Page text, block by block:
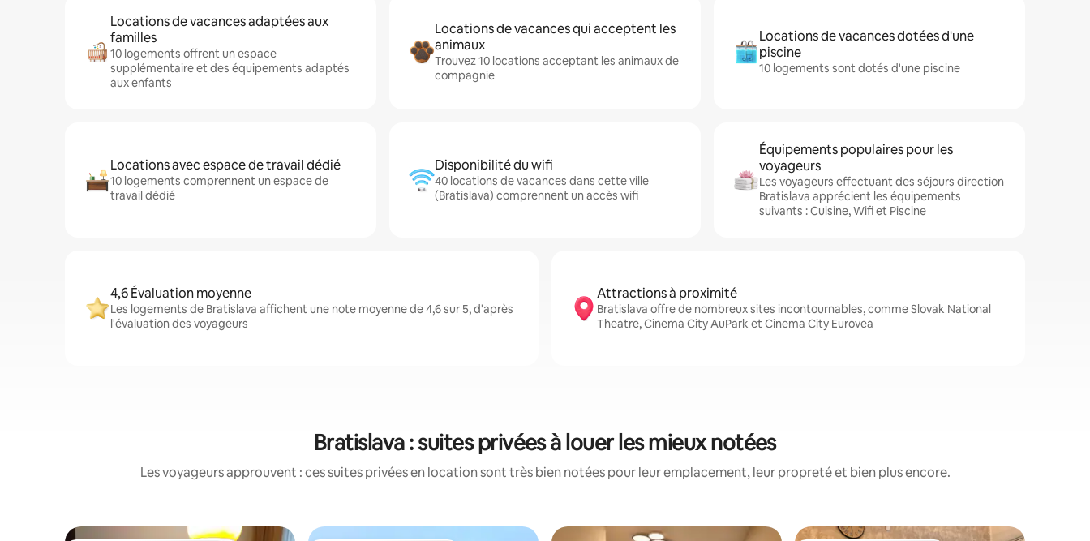
Locations de vacances adaptées aux
familles
10 logements offrent un espace
supplémentaire et des équipements adaptés
aux enfants
Locations de vacances qui acceptent les
animaux
Trouvez 10 locations acceptant les animaux de
compagnie
Locations de vacances dotées d'une
piscine
10 logements sont dotés d'une piscine
Locations avec espace de travail dédié
10 logements comprennent un espace de
travail dédié
Disponibilité du wifi
40 locations de vacances dans cette ville
(Bratislava) comprennent un accès wifi
Équipements populaires pour les
voyageurs
Les voyageurs effectuant des séjours direction
Bratislava apprécient les équipements
suivants : Cuisine, Wifi et Piscine
4,6 Évaluation moyenne
Les logements de Bratislava affichent une note moyenne de 4,6 sur 5, d'après
l'évaluation des voyageurs
Attractions à proximité
Bratislava offre de nombreux sites incontournables, comme Slovak National
Theatre, Cinema City AuPark et Cinema City Eurovea
Bratislava : suites privées à louer les mieux notées
Les voyageurs approuvent : ces suites privées en location sont très bien notées pour leur emplacement, leur propreté et bien plus encore.